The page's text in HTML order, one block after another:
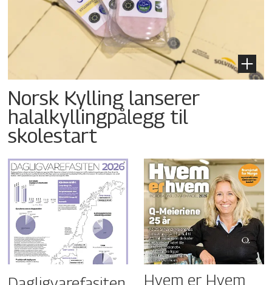
Norsk Kylling lanserer
halalkyllingpålegg til
skolestart
Hvem er Hvem